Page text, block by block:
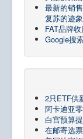
最新的销
复苏的迹象
FAT品牌
Google搜
2只ETF供
阿卡迪亚
白宫预算
在邮寄选